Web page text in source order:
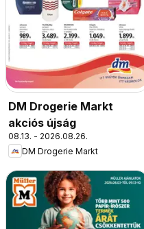
DM Drogerie Markt
akciós újság
08.13. - 2026.08.26.
DM Drogerie Markt